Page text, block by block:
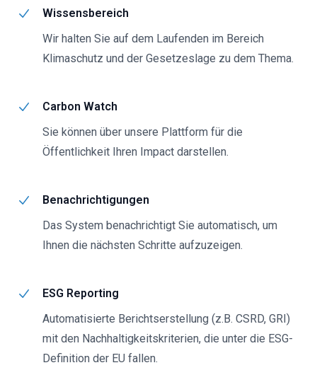
Wissensbereich
Wir halten Sie auf dem Laufenden im Bereich
Klimaschutz und der Gesetzeslage zu dem Thema.
Carbon Watch
Sie können über unsere Plattform für die
Öffentlichkeit Ihren Impact darstellen.
Benachrichtigungen
Das System benachrichtigt Sie automatisch, um
Ihnen die nächsten Schritte aufzuzeigen.
ESG Reporting
Automatisierte Berichtserstellung (z.B. CSRD, GRI)
mit den Nachhaltigkeitskriterien, die unter die ESG-
Definition der EU fallen.